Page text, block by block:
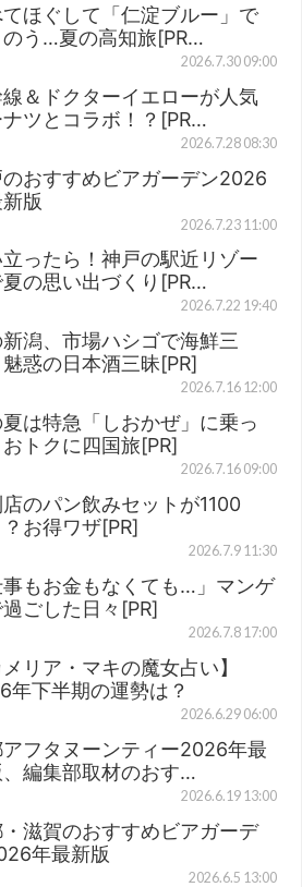
ほぐして「仁淀ブルー」で
のう…夏の高知旅[PR…
2026.7.30 09:00
＆ドクターイエローが人気
ナツとコラボ！？[PR…
2026.7.28 08:30
おすすめビアガーデン2026
版
2026.7.23 11:00
ったら！神戸の駅近リゾー
夏の思い出づくり[PR…
2026.7.22 19:40
潟、市場ハシゴで海鮮三
惑の日本酒三昧[PR]
2026.7.16 12:00
夏は特急「しおかぜ」に乗っ
トクに四国旅[PR]
2026.7.16 09:00
のパン飲みセットが1100
？お得ワザ[PR]
2026.7.9 11:30
事もお金もなくても…」マンゲ
ごした日々[PR]
2026.7.8 17:00
メリア・マキの魔女占い】
年下半期の運勢は？
2026.6.29 06:00
フタヌーンティー2026年最
、編集部取材のおす…
2026.6.19 13:00
滋賀のおすすめビアガーデ
年最新版
2026.6.5 13:00